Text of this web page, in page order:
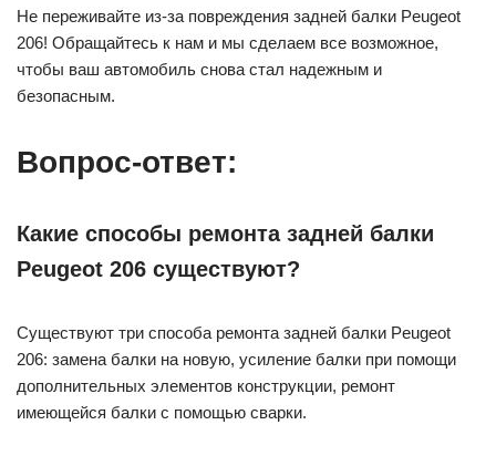
Не переживайте из-за повреждения задней балки Peugeot
206! Обращайтесь к нам и мы сделаем все возможное,
чтобы ваш автомобиль снова стал надежным и
безопасным.
Вопрос-ответ:
Какие способы ремонта задней балки
Peugeot 206 существуют?
Существуют три способа ремонта задней балки Peugeot
206: замена балки на новую, усиление балки при помощи
дополнительных элементов конструкции, ремонт
имеющейся балки с помощью сварки.